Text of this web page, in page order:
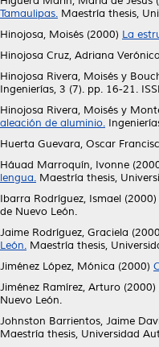
Tamaulipas. Maestría thesis,
Hinojosa, Moisés (2000) La
Hinojosa Cruz, Adriana Verónica
Hinojosa Rivera, Moisés y
Ingenierías, 3 (7). pp. 16-21.
Hinojosa Rivera, Moisés y
aleación de aluminio.
Huerta Guevara, Oscar
Háuad Marroquín, Ivonne
lengua. Maestría thesis,
Ibarra Rodríguez, Ismael (2000)
de Nuevo León.
Jaime Rodríguez, Graciela
León. Maestría thesis,
Jiménez López, Mónica (2000)
Jiménez Ramírez, Arturo (2000)
Nuevo León.
Johnston Barrientos, Jaime
Maestría thesis, Universidad